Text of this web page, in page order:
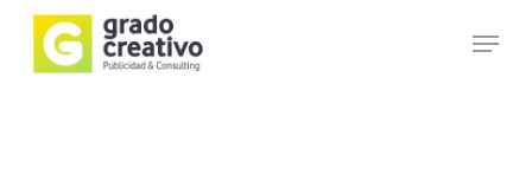
Skip
main
Menu